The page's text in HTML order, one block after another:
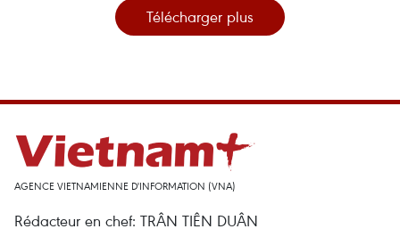
Télécharger plus
AGENCE VIETNAMIENNE D'INFORMATION (VNA)
Rédacteur en chef: TRÂN TIÊN DUÂN